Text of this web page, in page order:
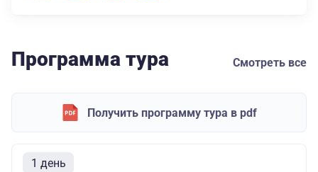
Программа тура Смотреть все
Получить программу тура в pdf
1 день